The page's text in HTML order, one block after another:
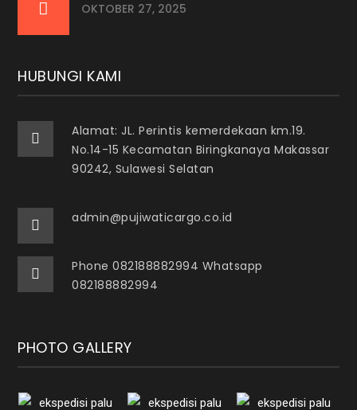
OKTOBER 27, 2025
HUBUNGI KAMI
Alamat: JL. Perintis kemerdekaan km.19.
No.14-15 Kecamatan Biringkanaya Makassar
90242, Sulawesi Selatan
admin@pujiwaticargo.co.id
Phone 082188882994 Whatsapp
082188882994
PHOTO GALLERY